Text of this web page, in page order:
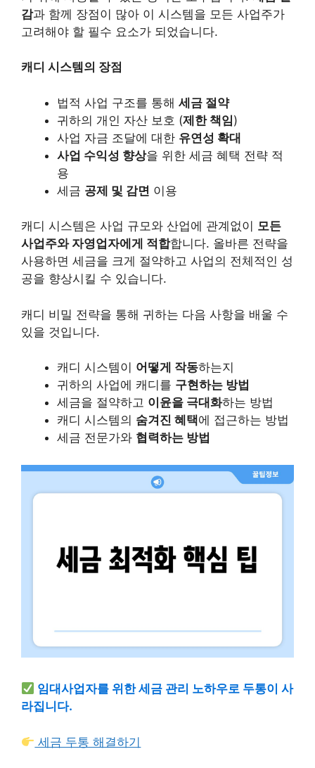
감과 함께 장점이 많아 이 시스템을 모든 사업주가
고려해야 할 필수 요소가 되었습니다.
캐디 시스템의 장점
법적 사업 구조를 통해 세금 절약
귀하의 개인 자산 보호 (제한 책임)
사업 자금 조달에 대한 유연성 확대
사업 수익성 향상을 위한 세금 혜택 전략 적
용
세금 공제 및 감면 이용
캐디 시스템은 사업 규모와 산업에 관계없이 모든
사업주와 자영업자에게 적합합니다. 올바른 전략을
사용하면 세금을 크게 절약하고 사업의 전체적인 성
공을 향상시킬 수 있습니다.
캐디 비밀 전략을 통해 귀하는 다음 사항을 배울 수
있을 것입니다.
캐디 시스템이 어떻게 작동하는지
귀하의 사업에 캐디를 구현하는 방법
세금을 절약하고 이윤을 극대화하는 방법
캐디 시스템의 숨겨진 혜택에 접근하는 방법
세금 전문가와 협력하는 방법
임대사업자를 위한 세금 관리 노하우로 두통이 사
라집니다.
세금 두통 해결하기